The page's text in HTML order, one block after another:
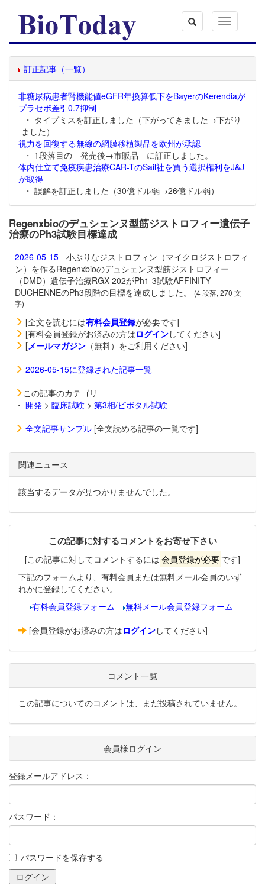
Toggle
navigation
訂正記事（一覧）
非糖尿病患者腎機能値eGFR年換算低下をBayerのKerendiaが
プラセボ差引0.7抑制
・ タイプミスを訂正しました（下がってきました→下がり
ました）
視力を回復する無線の網膜移植製品を欧州が承認
・ 1段落目の 発売後→市販品 に訂正しました。
体内仕立て免疫疾患治療CAR-TのSail社を買う選択権利をJ&J
が取得
・ 誤解を訂正しました（30億ドル弱→26億ドル弱）
Regenxbioのデュシェンヌ型筋ジストロフィー遺伝子
治療のPh3試験目標達成
2026-05-15 - 小ぶりなジストロフィン（マイクロジストロフィ
ン）を作るRegenxbioのデュシェンヌ型筋ジストロフィー
（DMD）遺伝子治療RGX-202がPh1-3試験AFFINITY
DUCHENNEのPh3段階の目標を達成しました。
(4 段落, 270 文
字)
[全文を読むには有料会員登録が必要です]
[有料会員登録がお済みの方はログインしてください]
[メールマガジン （無料）をご利用ください]
2026-05-15に登録された記事一覧
この記事のカテゴリ
・ 開発 > 臨床試験 > 第3相/ピボタル試験
全文記事サンプル [全文読める記事の一覧です]
関連ニュース
該当するデータが見つかりませんでした。
この記事に対するコメントをお寄せ下さい
[この記事に対してコメントするには 会員登録が必要 です]
下記のフォームより、有料会員または無料メール会員のいず
れかに登録してください。
有料会員登録フォーム
無料メール会員登録フォーム
[会員登録がお済みの方はログインしてください]
コメント一覧
この記事についてのコメントは、まだ投稿されていません。
会員様ログイン
登録メールアドレス：
パスワード：
パスワードを保存する